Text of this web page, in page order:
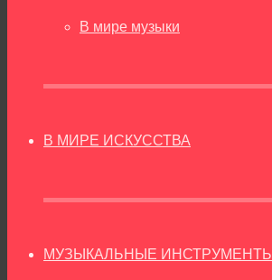
В мире музыки
В МИРЕ ИСКУССТВА
МУЗЫКАЛЬНЫЕ ИНСТРУМЕНТЫ